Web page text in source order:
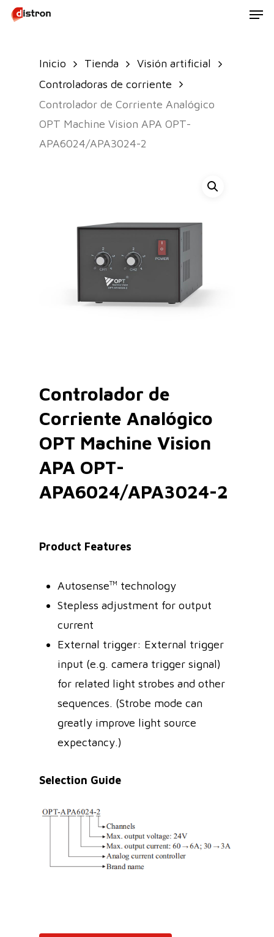
Skip
Inicio Tienda
Visión artificial
Controladoras de corriente
Controlador de Corriente Analógico
OPT Machine Vision APA OPT-
APA6024/APA3024-2
Controlador de
Corriente Analógico
OPT Machine Vision
APA OPT-
APA6024/APA3024-2
Product Features
AutosenseTM technology
Stepless adjustment for output
current
External trigger: External trigger
input (e.g. camera trigger signal)
for related light strobes and other
sequences. (Strobe mode can
greatly improve light source
expectancy.)
Selection Guide